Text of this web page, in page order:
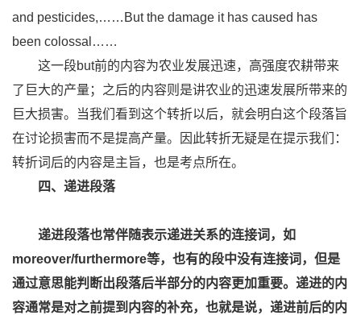
and pesticides,……But the damage it has caused has
been colossal……
这一段but前的内容为农业发展迅速，高强度农耕带来
了巨大的产量；之后的内容则是讲农业的迅速发展所带来的
巨大损害。当我们看到这个转折以后，就会明白这个段落旨
在讨论损害而不是提高产量。因此转折无疑是在提示我们：
转折词后的内容是主旨，也是考点所在。
四、递进段落
递进段落也常伴随表示递进关系的连接词，如
moreover/furthermore等，也有的段中没有连接词，但是
通过意思能判断出段落后半部分的内容更加重要。递进的内
容通常是对之前提到内容的补充，也就是说，递进前后的内